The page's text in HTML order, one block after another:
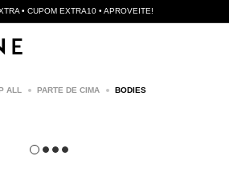
• CUPOM EXTRA10 • APROVEITE!
ALL PARTE DE CIMA BODIES